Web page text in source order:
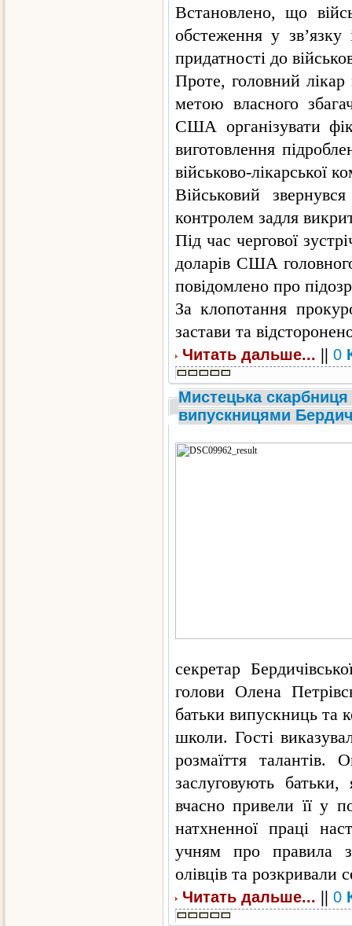
Встановлено, що
обстеження у
придатності до
Проте, головний лікар
метою власного
США організувати
виготовлення
військово-лікарської
Військовий
контролем задля
Під час чергової
доларів США
повідомлено про
За клопотання
застави та
Читать дальше... || 0
Мистецька
випускницями
секретар
голови Олена
батьки випускниць та
школи. Гості
розмаїття талантів.
заслуговують
вчасно привели її у
натхненної праці
учням про правила
олівців та розкривали
Читать дальше... || 0